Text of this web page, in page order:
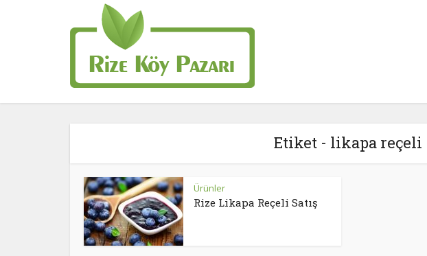
Etiket - likapa reçeli
Ürünler
Rize Likapa Reçeli Satış